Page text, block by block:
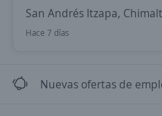
San Andrés Itzapa,
Hace 7 días
Nuevas ofertas de